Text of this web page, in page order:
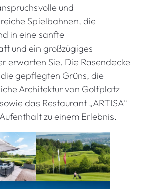
und
Spielbahnen, die
in eine sanfte
und ein großzügiges
erwarten Sie. Die Rasendecke
gepflegten Grüns, die
Architektur von Golfplatz
das Restaurant „ARTISA“
zu einem Erlebnis.